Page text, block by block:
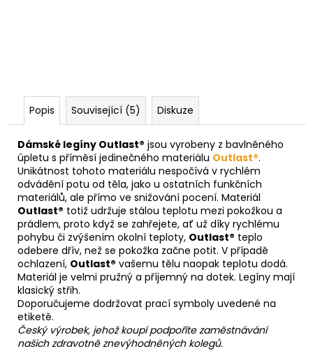
Popis Související (5) Diskuze
Dámské legíny Outlast® jsou vyrobeny z bavlněného
úpletu s příměsí jedinečného materiálu Outlast®.
Unikátnost tohoto materiálu nespočívá v rychlém
odvádění potu od těla, jako u ostatních funkčních
materiálů, ale přímo ve snižování pocení. Materiál
Outlast® totiž udržuje stálou teplotu mezi pokožkou a
prádlem, proto když se zahřejete, ať už díky rychlému
pohybu či zvýšením okolní teploty, Outlast® teplo
odebere dřív, než se pokožka začne potit. V případě
ochlazení, Outlast® vašemu tělu naopak teplotu dodá.
Materiál je velmi pružný a příjemný na dotek. Legíny mají
klasický střih.
Doporučujeme dodržovat prací symboly uvedené na
etiketě.
Český výrobek, jehož koupí podpoříte zaměstnávání
našich zdravotně znevýhodněných kolegů.